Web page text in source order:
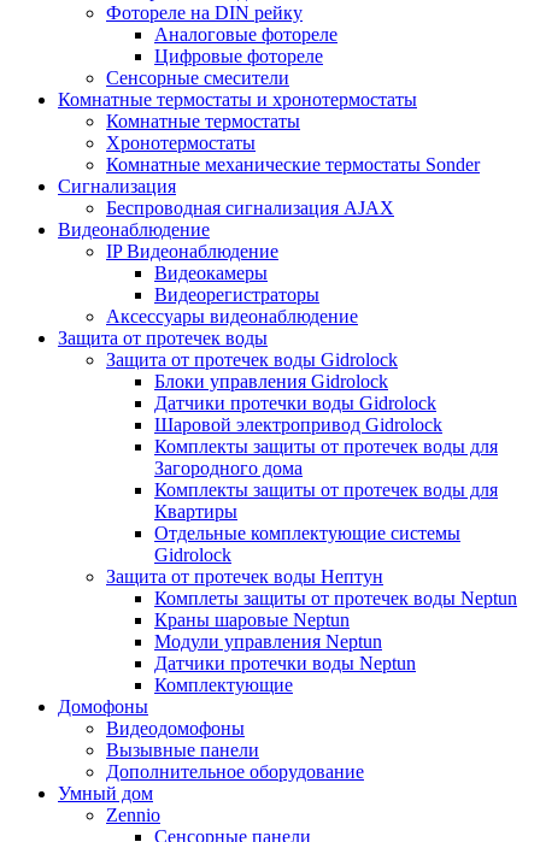
Фотореле на DIN рейку
Аналоговые фотореле
Цифровые фотореле
Сенсорные смесители
Комнатные термостаты и хронотермостаты
Комнатные термостаты
Хронотермостаты
Комнатные механические термостаты Sonder
Сигнализация
Беспроводная сигнализация AJAX
Видеонаблюдение
IP Видеонаблюдение
Видеокамеры
Видеорегистраторы
Аксессуары видеонаблюдение
Защита от протечек воды
Защита от протечек воды Gidrolock
Блоки управления Gidrolock
Датчики протечки воды Gidrolock
Шаровой электропривод Gidrolock
Комплекты защиты от протечек воды для
Загородного дома
Комплекты защиты от протечек воды для
Квартиры
Отдельные комплектующие системы
Gidrolock
Защита от протечек воды Нептун
Комплеты защиты от протечек воды Neptun
Краны шаровые Neptun
Модули управления Neptun
Датчики протечки воды Neptun
Комплектующие
Домофоны
Видеодомофоны
Вызывные панели
Дополнительное оборудование
Умный дом
Zennio
Сенсорные панели